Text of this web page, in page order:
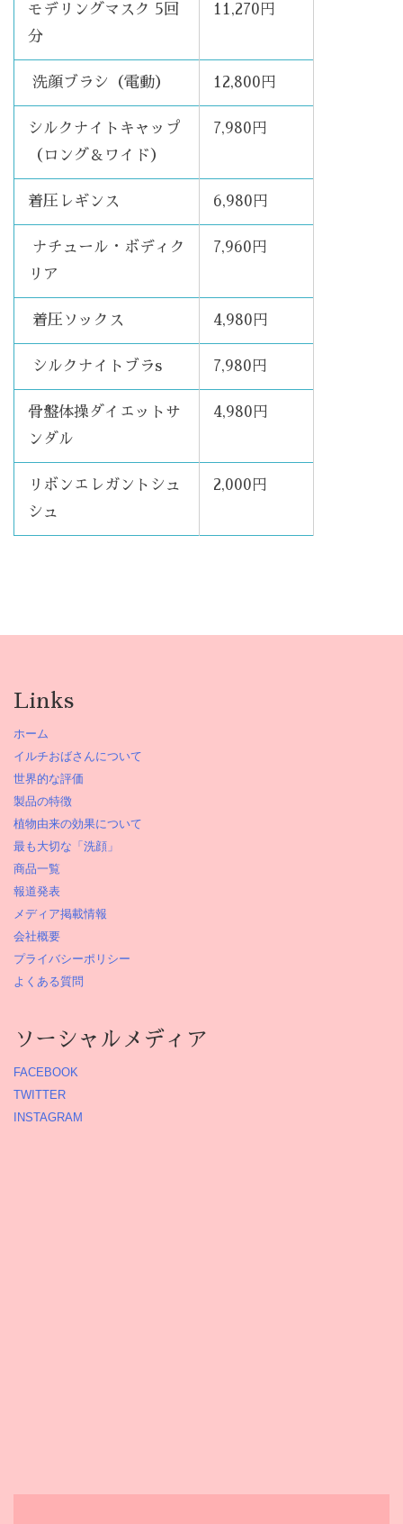
モデリングマスク 5回
分
11,270円
洗顔ブラシ（電動） 12,800円
シルクナイトキャップ
（ロング＆ワイド）
7,980円
着圧レギンス 6,980円
ナチュール・ボディク
リア
7,960円
着圧ソックス 4,980円
シルクナイトブラs 7,980円
骨盤体操ダイエットサ
ンダル
4,980円
リボンエレガントシュ
シュ
2,000円
Links
ホーム
イルチおばさんについて
世界的な評価
製品の特徴
植物由来の効果について
最も大切な「洗顔」
商品一覧
報道発表
メディア掲載情報
会社概要
プライバシーポリシー
よくある質問
ソーシャルメディア
FACEBOOK
TWITTER
INSTAGRAM